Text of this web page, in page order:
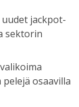
jackpot-
sektorin
osaavilla